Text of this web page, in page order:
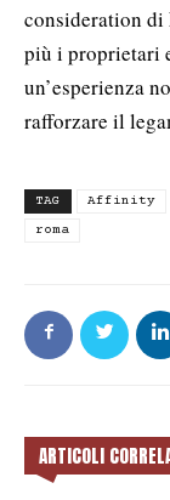
consideration di
più i proprietari
un’esperienza
rafforzare il
TAG Affinity
roma
ARTICOLI